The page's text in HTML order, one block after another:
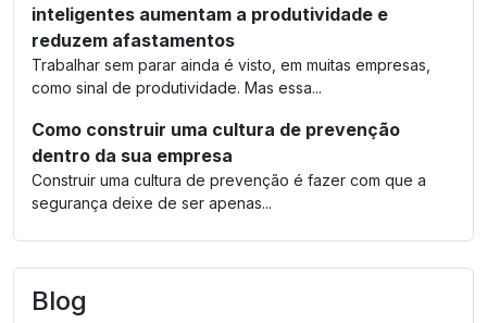
inteligentes aumentam a produtividade e
reduzem afastamentos
Trabalhar sem parar ainda é visto, em muitas empresas,
como sinal de produtividade. Mas essa...
Como construir uma cultura de prevenção
dentro da sua empresa
Construir uma cultura de prevenção é fazer com que a
segurança deixe de ser apenas...
Blog